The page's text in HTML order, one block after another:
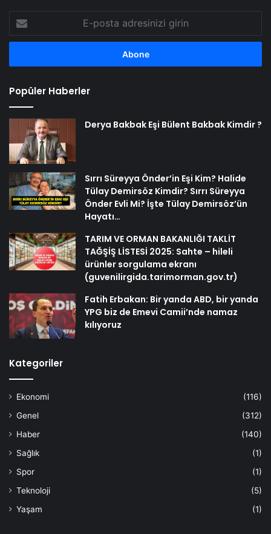
posta
adresinizi
Popüler Haberler
Derya Bakbak Eşi Bülent Bakbak Kimdir ?
Sırrı Süreyya Önder’in Eşi Kim? Halide
Tülay Demirsöz Kimdir? Sırrı Süreyya
Önder Evli Mi? İşte Tülay Demirsöz’ün
Hayatı…
TARIM VE ORMAN BAKANLIĞI TAKLİT
TAĞŞİŞ LİSTESİ 2025: Sahte – hileli
ürünler sorgulama ekranı
(guvenilirgida.tarimorman.gov.tr)
Fatih Erbakan: Bir yanda ABD, bir yanda
YPG biz de Emevi Camii’nde namaz
kılıyoruz
Kategoriler
Ekonomi
(116)
Genel
(312)
Haber
(140)
Sağlık
(1)
Spor
(1)
Teknoloji
(5)
Yaşam
(1)